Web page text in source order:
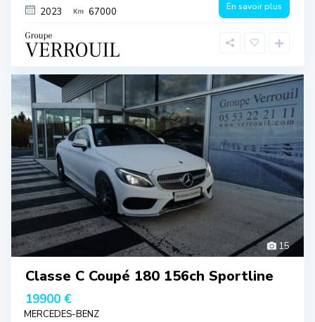
2023 67000 En savoir plus
15
Classe C Coupé 180 156ch Sportline
19900 €
MERCEDES-BENZ